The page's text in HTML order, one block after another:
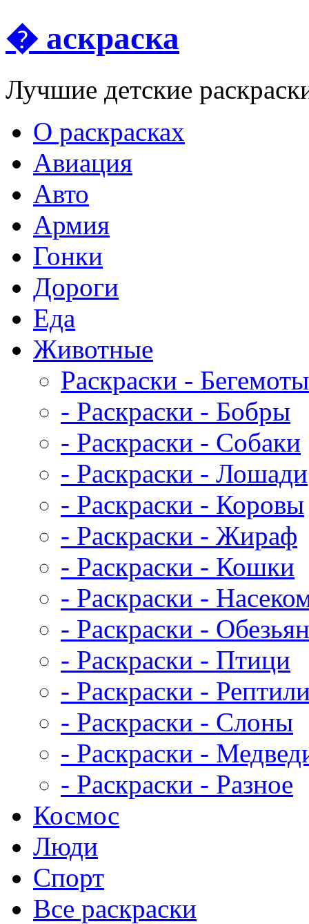
� аскраска
Лучшие детские
О раскрасках
Авиация
Авто
Армия
Гонки
Дороги
Еда
Животныe
Раскраски - Бегемоты
- Раскраски - Бобры
- Раскраски - Собаки
- Раскраски - Лошади
- Раскраски - Коровы
- Раскраски - Жираф
- Раскраски - Кошки
- Раскраски -
- Раскраски -
- Раскраски - Птици
- Раскраски -
- Раскраски - Слоны
- Раскраски -
- Раскраски - Разное
Космос
Люди
Спорт
Все раскраски